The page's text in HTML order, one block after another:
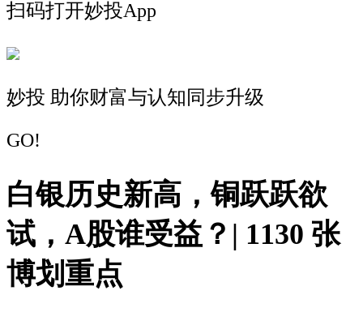
扫码打开妙投App
妙投 助你财富与认知同步升级
GO!
白银历史新高，铜跃跃欲
试，A股谁受益？| 1130 张
博划重点